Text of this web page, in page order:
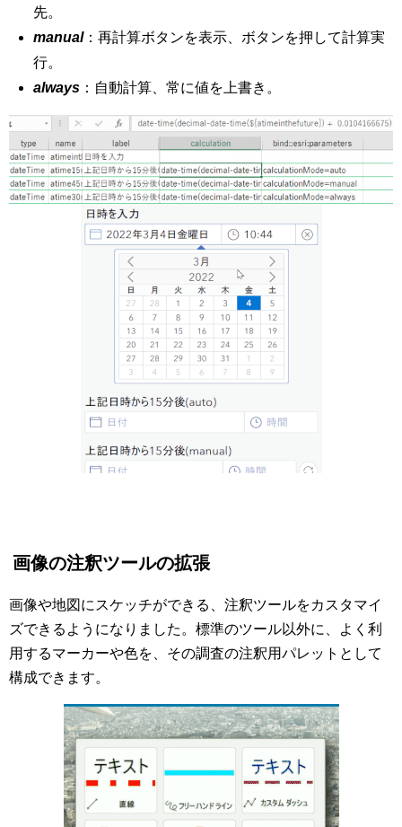
先。
manual：再計算ボタンを表示、ボタンを押して計算実
行。
always ：自動計算、常に値を上書き。
画像の注釈ツールの拡張
画像や地図にスケッチができる、注釈ツールをカスタマイ
ズできるようになりました。標準のツール以外に、よく利
用するマーカーや色を、その調査の注釈用パレットとして
構成できます。